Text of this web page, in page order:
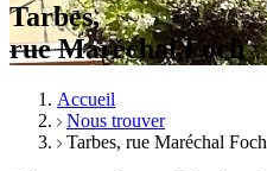
Tarbes,
rue Maréchal Foch
Accueil
Nous trouver
Tarbes, rue Maréchal Foch